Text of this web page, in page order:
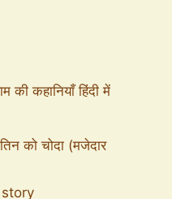
कहानियाँ हिंदी में
को चोदा (मजेदार